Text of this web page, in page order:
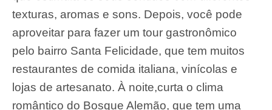
texturas, aromas e sons. Depois, você pode
aproveitar para fazer um tour gastronômico
pelo bairro Santa Felicidade, que tem muitos
restaurantes de comida italiana, vinícolas e
lojas de artesanato. À noite,curta o clima
romântico do Bosque Alemão, que tem uma